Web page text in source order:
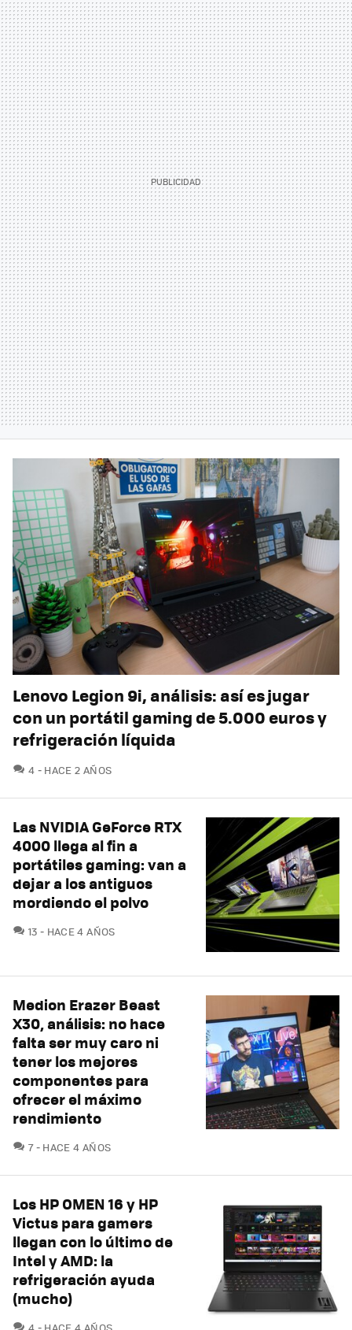
Lenovo Legion 9i, análisis: así es jugar
con un portátil gaming de 5.000 euros y
refrigeración líquida
4 COMENTARIOS
HACE 2 AÑOS
Las NVIDIA GeForce RTX
4000 llega al fin a
portátiles gaming: van a
dejar a los antiguos
mordiendo el polvo
13 COMENTARIOS
HACE 4 AÑOS
Medion Erazer Beast
X30, análisis: no hace
falta ser muy caro ni
tener los mejores
componentes para
ofrecer el máximo
rendimiento
7COMENTARIOS
HACE 4 AÑOS
Los HP OMEN 16 y HP
Victus para gamers
llegan con lo último de
Intel y AMD: la
refrigeración ayuda
(mucho)
4 COMENTARIOS
HACE 4 AÑOS